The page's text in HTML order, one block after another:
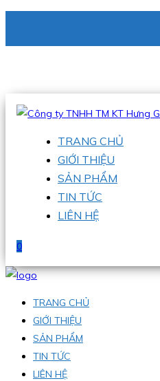
Hotline:0938 336 079
TRANG CHỦ
GIỚI THIỆU
SẢN PHẨM
TIN TỨC
LIÊN HỆ
0
TRANG CHỦ
GIỚI THIỆU
SẢN PHẨM
TIN TỨC
LIÊN HỆ